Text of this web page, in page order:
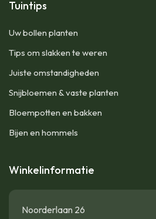
Tuintips
Uw bollen planten
Tips om slakken te weren
Juiste omstandigheden
Snijbloemen & vaste planten
Bloempotten en bakken
Bijen en hommels
Winkelinformatie
Noorderlaan 26